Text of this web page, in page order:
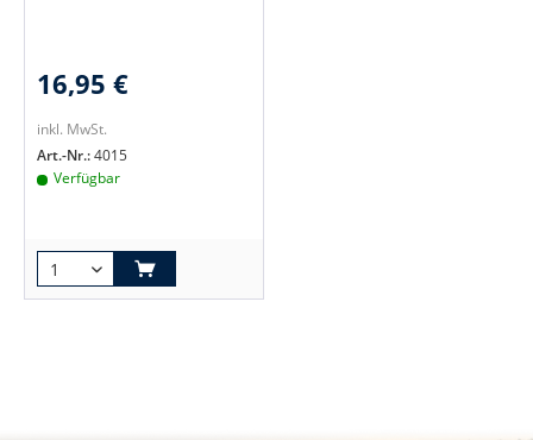
16,95 €
inkl. MwSt.
Art.-Nr.:4015
Verfügbar